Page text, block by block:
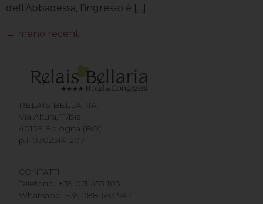
dell’Abbadessa, l’ingresso è […]
← meno recenti
RELAIS BELLARIA
Via Altura, 11/bis
40139 Bologna (BO)
p.i. 03023141207
CONTATTI
Telefono: +39 051 453 103
Whatsapp: +39 388 693 9471